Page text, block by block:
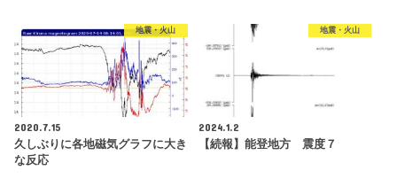
地震・火山
2020.7.15
久しぶりに各地磁気グラフに大き
な反応
地震・火山
2024.1.2
【続報】能登地方 震度７